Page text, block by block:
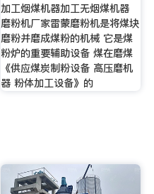
加工烟煤机器加工无烟煤机器
磨粉机厂家雷蒙磨粉机是将煤块
磨粉并磨成煤粉的机械 它是煤
粉炉的重要辅助设备 煤在磨煤
《供应煤炭制粉设备 高压磨机
器 粉体加工设备》的